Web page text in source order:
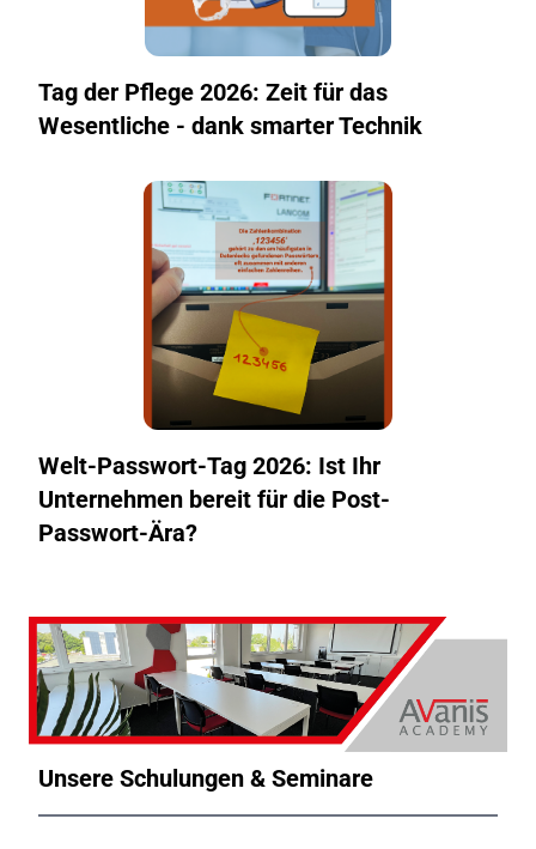
Tag der Pflege 2026: Zeit für das
Wesentliche - dank smarter Technik
Welt-Passwort-Tag 2026: Ist Ihr
Unternehmen bereit für die Post-
Passwort-Ära?
Unsere Schulungen & Seminare